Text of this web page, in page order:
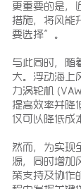
更重要的是，
措施，将风
要选择”。
与此同时，随
大。浮动海上
力涡轮机
提高效率并降
仅可以降低成
然而，为实现
源，同时增加
策支持及协作